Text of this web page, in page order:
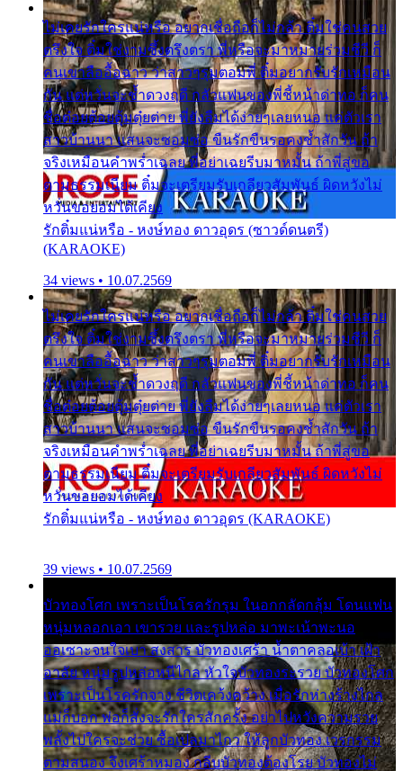
ไม่เคยรักใครแน่หรือ อยากเชื่อถือก็ไม่กล้า ติ๋มใช่คนสวย
ตรึงใจ ติ๋มใช่งามซึ้งตรึงตรา พี่หรือจะมาหมายร่วมชีวี ก็
คนเขาลืออื้อฉาว ว่าสาวๆรุมตอมพี่ ติ๋มอยากรับรักเหมือน
กัน แต่หวั่นจะช้ำดวงฤดี กลัวแฟนของพี่ชี้หน้าด่าทอ ก็คน
ชื่อต๋อยต้อยตุ้มตุ๋ยต่าย พี่ยังลืมได้ง่ายๆเลยหนอ แค่ตัวเรา
สาวบ้านนา แสนจะซอมซ่อ ขืนรักขืนรอคงช้ำสักวัน ถ้า
จริงเหมือนคำพร่ำเฉลย พี่อย่าเฉยรีบมาหมั้น ถ้าพี่สู่ขอ
ตามธรรมเนียม ติ๋มจะเตรียมรับเกลียวสัมพันธ์ ผิดหวังไม่
หวั่นขอยอมได้เคียง
รักติ๋มแน่หรือ - หงษ์ทอง ดาวอุดร (ซาวด์ดนตรี)
(KARAOKE)
34 views • 10.07.2569
ไม่เคยรักใครแน่หรือ อยากเชื่อถือก็ไม่กล้า ติ๋มใช่คนสวย
ตรึงใจ ติ๋มใช่งามซึ้งตรึงตรา พี่หรือจะมาหมายร่วมชีวี ก็
คนเขาลืออื้อฉาว ว่าสาวๆรุมตอมพี่ ติ๋มอยากรับรักเหมือน
กัน แต่หวั่นจะช้ำดวงฤดี กลัวแฟนของพี่ชี้หน้าด่าทอ ก็คน
ชื่อต๋อยต้อยตุ้มตุ๋ยต่าย พี่ยังลืมได้ง่ายๆเลยหนอ แค่ตัวเรา
สาวบ้านนา แสนจะซอมซ่อ ขืนรักขืนรอคงช้ำสักวัน ถ้า
จริงเหมือนคำพร่ำเฉลย พี่อย่าเฉยรีบมาหมั้น ถ้าพี่สู่ขอ
ตามธรรมเนียม ติ๋มจะเตรียมรับเกลียวสัมพันธ์ ผิดหวังไม่
หวั่นขอยอมได้เคียง
รักติ๋มแน่หรือ - หงษ์ทอง ดาวอุดร (KARAOKE)
39 views • 10.07.2569
บัวทองโศก เพราะเป็นโรครักรุม ในอกกลัดกลุ้ม โดนแฟน
หนุ่มหลอกเอา เขารวย และรูปหล่อ มาพะเน้าพะนอ
ออเซาะจนใจเบา สงสาร บัวทองเศร้า น้ำตาคลอเบ้า เฝ้า
อาลัย หนุ่มรูปหล่อหนีไกล หัวใจบัวทองระรวย บัวทองโศก
เพราะเป็นโรครักจาง ชีวิตเคว้งคว้าง เมื่อรักห่างร้างไกล
แม่ก็บอก พ่อก็สั่งจะรักใครสักครั้ง อย่าไปหวังความรวย
พลั้งไปใครจะช่วย ซื้อเปลมาไกว ให้ลูกบัวทอง เวรกรรม
ตามสนอง จึงเศร้าหมอง กลีบบัวทองต้องโรย บัวทองไม่